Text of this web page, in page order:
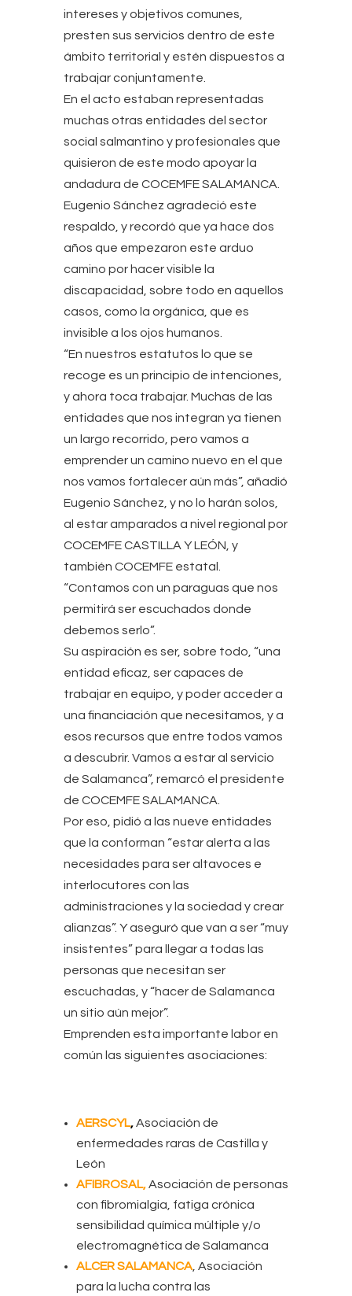
intereses y objetivos comunes,
presten sus servicios dentro de este
ámbito territorial y estén dispuestos a
trabajar conjuntamente.
En el acto estaban representadas
muchas otras entidades del sector
social salmantino y profesionales que
quisieron de este modo apoyar la
andadura de COCEMFE SALAMANCA.
Eugenio Sánchez agradeció este
respaldo, y recordó que ya hace dos
años que empezaron este arduo
camino por hacer visible la
discapacidad, sobre todo en aquellos
casos, como la orgánica, que es
invisible a los ojos humanos.
“En nuestros estatutos lo que se
recoge es un principio de intenciones,
y ahora toca trabajar. Muchas de las
entidades que nos integran ya tienen
un largo recorrido, pero vamos a
emprender un camino nuevo en el que
nos vamos fortalecer aún más”, añadió
Eugenio Sánchez, y no lo harán solos,
al estar amparados a nivel regional por
COCEMFE CASTILLA Y LEÓN, y
también COCEMFE estatal.
“Contamos con un paraguas que nos
permitirá ser escuchados donde
debemos serlo”.
Su aspiración es ser, sobre todo, “una
entidad eficaz, ser capaces de
trabajar en equipo, y poder acceder a
una financiación que necesitamos, y a
esos recursos que entre todos vamos
a descubrir. Vamos a estar al servicio
de Salamanca”, remarcó el presidente
de COCEMFE SALAMANCA.
Por eso, pidió a las nueve entidades
que la conforman “estar alerta a las
necesidades para ser altavoces e
interlocutores con las
administraciones y la sociedad y crear
alianzas”. Y aseguró que van a ser “muy
insistentes” para llegar a todas las
personas que necesitan ser
escuchadas, y “hacer de Salamanca
un sitio aún mejor”.
Emprenden esta importante labor en
común las siguientes asociaciones:
AERSCYL,Asociación de
enfermedades raras de Castilla y
León
AFIBROSAL,Asociación de personas
con fibromialgia, fatiga crónica
sensibilidad química múltiple y/o
electromagnética de Salamanca
ALCER SALAMANCA, Asociación
para la lucha contra las